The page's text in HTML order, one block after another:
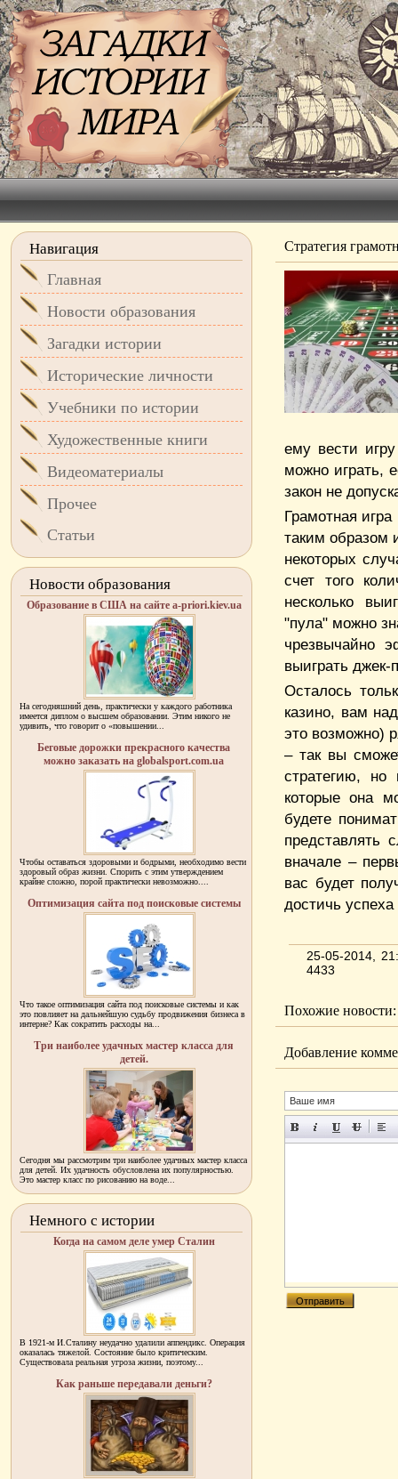
Стратегия
ему вести
можно играть,
закон не
Грамотная
таким образом
некоторых
счет того
несколько
"пула" можно
чрезвычайно
выиграть джек-
Осталось
казино, вам
это возможно)
– так вы
стратегию,
которые она
будете
представлять
вначале –
вас будет
достичь
25-05-2014,
4433
Похожие новости:
Добавление
Навигация
Главная
Новости образования
Загадки истории
Исторические личности
Учебники по истории
Художественные книги
Видеоматериалы
Прочее
Статьи
Новости образования
Образование в США на сайте a-priori.kiev.ua
На сегодняшний день, практически у каждого работника
имеется диплом о высшем образовании. Этим никого не
удивить, что говорит о «повышении...
Беговые дорожки прекрасного качества
можно заказать на globalsport.com.ua
Чтобы оставаться здоровыми и бодрыми, необходимо вести
здоровый образ жизни. Спорить с этим утверждением
крайне сложно, порой практически невозможно....
Оптимизация сайта под поисковые системы
Что такое оптимизация сайта под поисковые системы и как
это повлияет на дальнейшую судьбу продвижения бизнеса в
интерне? Как сократить расходы на...
Три наиболее удачных мастер класса для
детей.
Сегодня мы рассмотрим три наиболее удачных мастер класса
для детей. Их удачность обусловлена их популярностью.
Это мастер класс по рисованию на воде...
Немного с истории
Когда на самом деле умер Сталин
В 1921-м И.Сталину неудачно удалили аппендикс. Операция
оказалась тяжелой. Состояние было критическим.
Существовала реальная угроза жизни, поэтому...
Как раньше передавали деньги?